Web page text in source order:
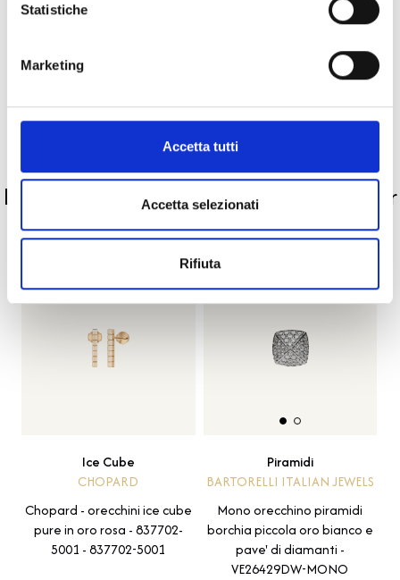
Statistiche
Marketing
Accetta tutti
Accetta selezionati
Rifiuta
Descrizione
Pietre preziose
La nostra selezione di prodotti scelti per
te
Ice Cube
CHOPARD
Chopard - orecchini ice cube
pure in oro rosa - 837702-
5001 - 837702-5001
Piramidi
BARTORELLI ITALIAN JEWELS
Mono orecchino piramidi
borchia piccola oro bianco e
pave' di diamanti -
VE26429DW-MONO